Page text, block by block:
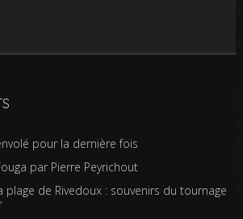
pour la dernière fois
par Pierre Peyrichout
plage de Rivedoux : souvenirs du tournage